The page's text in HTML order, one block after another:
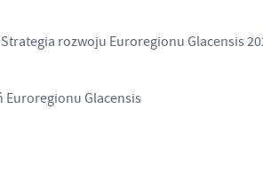
Strategia rozwoju Euroregionu Glacensis
Euroregionu Glacensis